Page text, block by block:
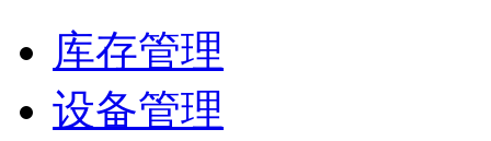
库存管理
设备管理